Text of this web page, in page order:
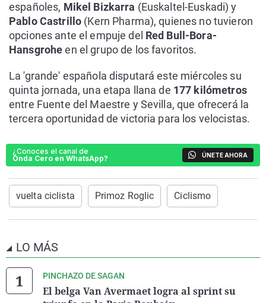
españoles, Mikel Bizkarra (Euskaltel-Euskadi) y
Pablo Castrillo (Kern Pharma), quienes no tuvieron
opciones ante el empuje del Red Bull-Bora-
Hansgroheen el grupo de los favoritos.
La 'grande' española disputará este miércoles su
quinta jornada, una etapa llana de 177 kilómetros
entre Fuente del Maestre y Sevilla, que ofrecerá la
tercera oportunidad de victoria para los velocistas.
¿Conoces el canal de
Onda Cero en WhatsApp?
ÚNETE AHORA
vuelta ciclista Primoz Roglic Ciclismo
LO MÁS
PINCHAZO DE SAGAN
El belga Van Avermaet logra al sprint su